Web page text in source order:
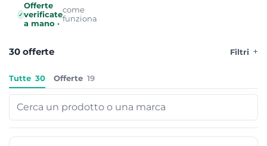
✓
Offerte
verificate
a mano ·
come
funziona
30 offerte Filtri
Tutte 30 Offerte 19